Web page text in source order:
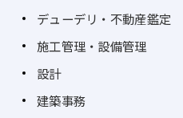
デューデリ・不動産鑑定
施工管理・設備管理
設計
建築事務